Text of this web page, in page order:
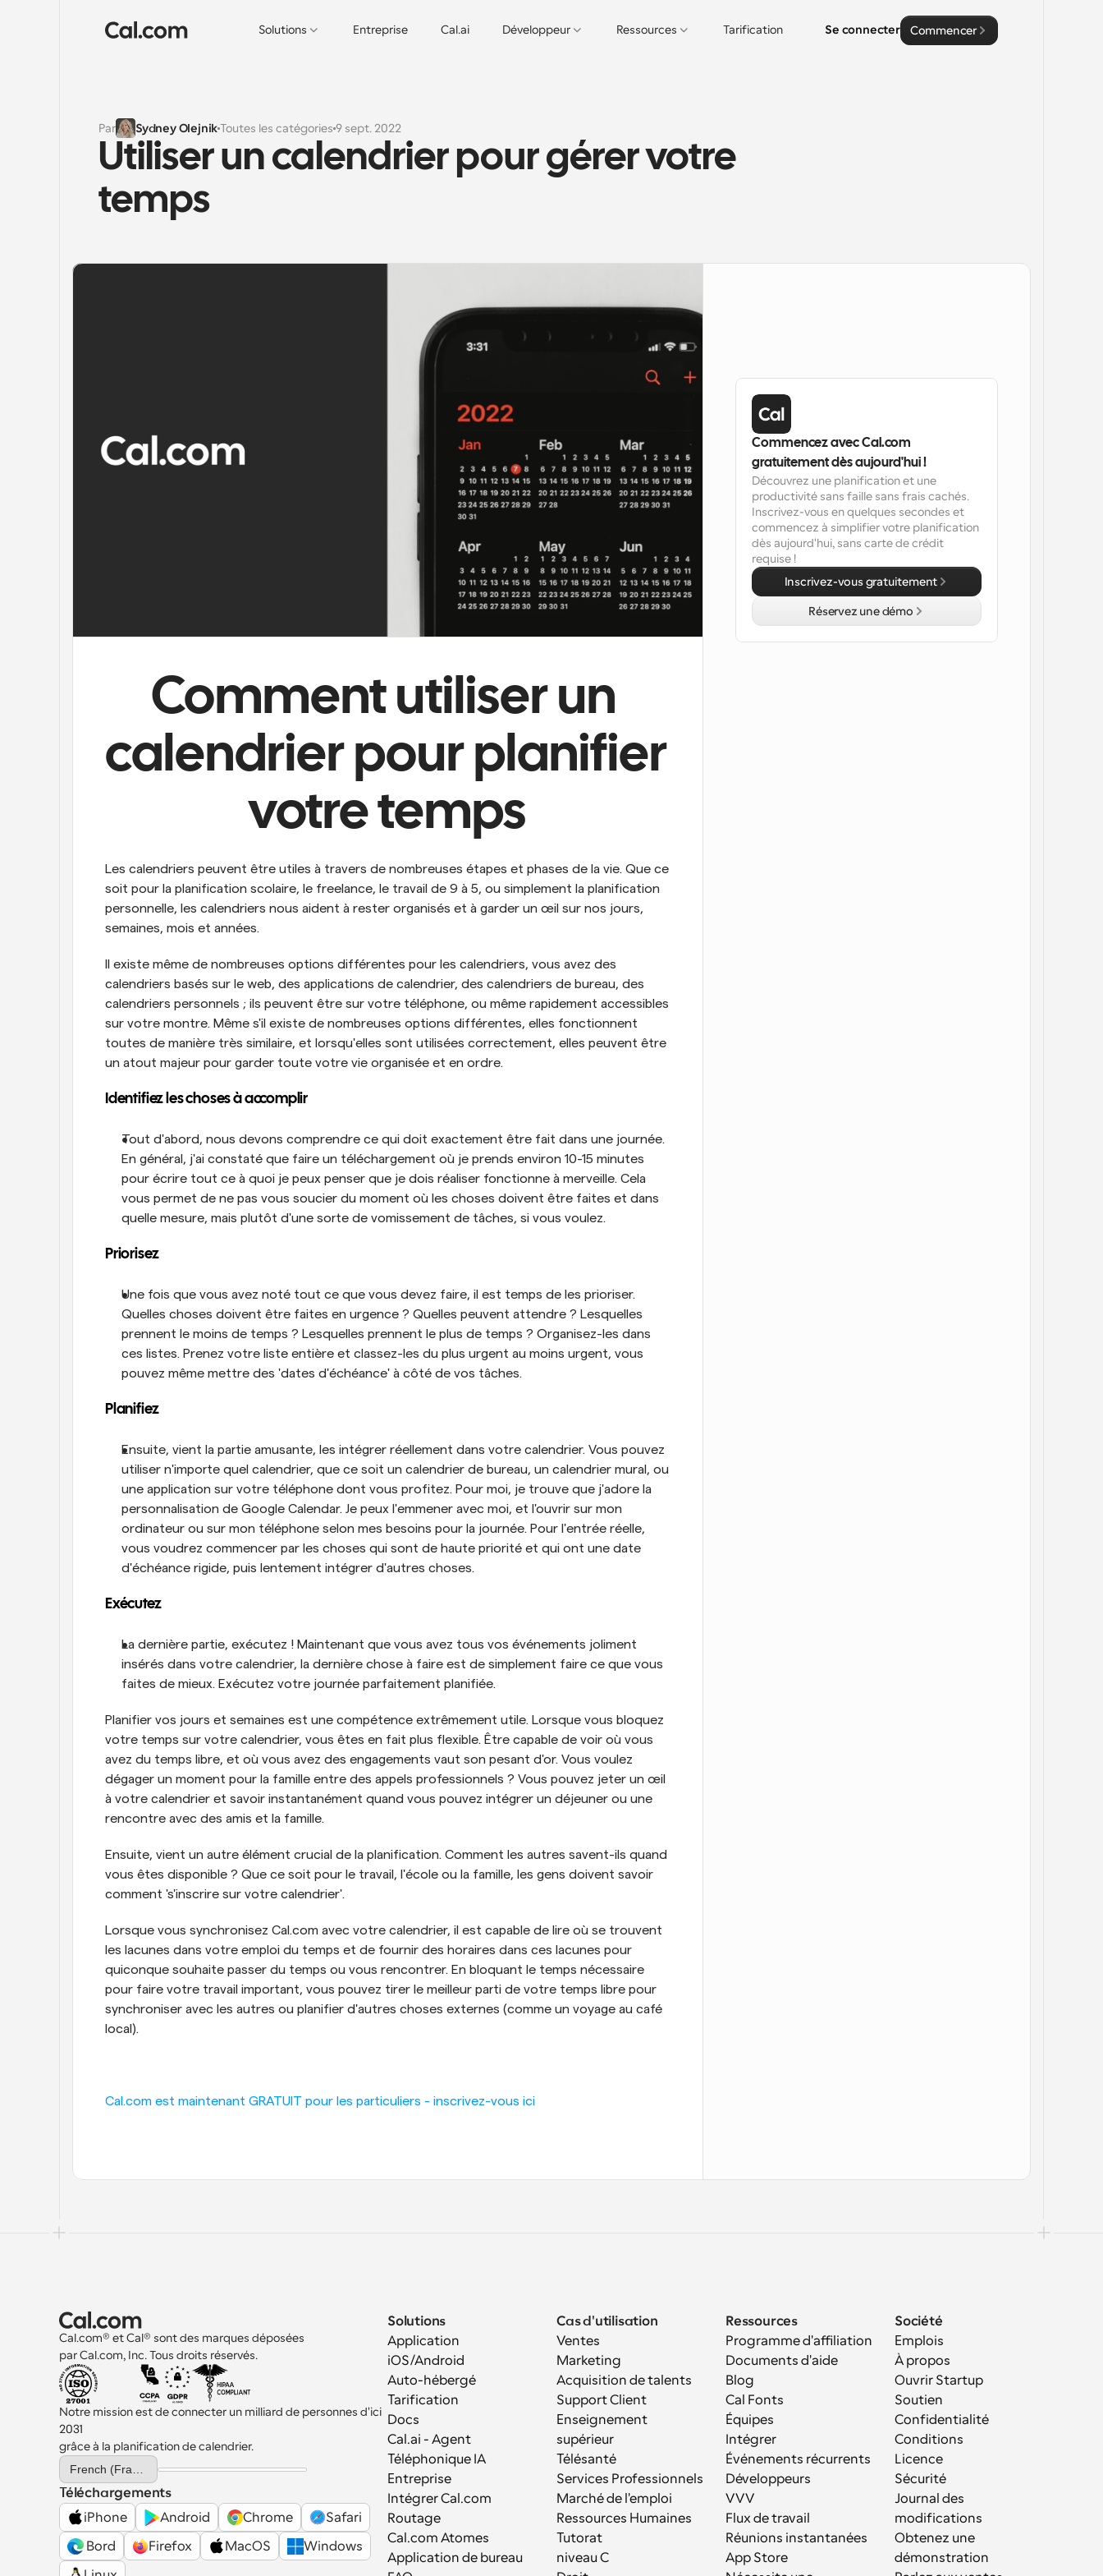
Solutions Entreprise Cal.ai Développeur Ressources Tarification Se connecter Commencer
Par Sydney OlejnikToutes les catégories9 sept. 2022
Utiliser un calendrier pour gérer votre
temps
Comment utiliser un
calendrier pour planifier
votre temps
Les calendriers peuvent être utiles à travers de nombreuses étapes et phases de la vie. Que ce
soit pour la planification scolaire, le freelance, le travail de 9 à 5, ou simplement la planification
personnelle, les calendriers nous aident à rester organisés et à garder un œil sur nos jours,
semaines, mois et années.
Il existe même de nombreuses options différentes pour les calendriers, vous avez des
calendriers basés sur le web, des applications de calendrier, des calendriers de bureau, des
calendriers personnels ; ils peuvent être sur votre téléphone, ou même rapidement accessibles
sur votre montre. Même s'il existe de nombreuses options différentes, elles fonctionnent
toutes de manière très similaire, et lorsqu'elles sont utilisées correctement, elles peuvent être
un atout majeur pour garder toute votre vie organisée et en ordre.
Identifiez les choses à accomplir
Tout d'abord, nous devons comprendre ce qui doit exactement être fait dans une journée.
En général, j'ai constaté que faire un téléchargement où je prends environ 10-15 minutes
pour écrire tout ce à quoi je peux penser que je dois réaliser fonctionne à merveille. Cela
vous permet de ne pas vous soucier du moment où les choses doivent être faites et dans
quelle mesure, mais plutôt d'une sorte de vomissement de tâches, si vous voulez.
Priorisez
Une fois que vous avez noté tout ce que vous devez faire, il est temps de les prioriser.
Quelles choses doivent être faites en urgence ? Quelles peuvent attendre ? Lesquelles
prennent le moins de temps ? Lesquelles prennent le plus de temps ? Organisez-les dans
ces listes. Prenez votre liste entière et classez-les du plus urgent au moins urgent, vous
pouvez même mettre des 'dates d'échéance' à côté de vos tâches.
Planifiez
Ensuite, vient la partie amusante, les intégrer réellement dans votre calendrier. Vous pouvez
utiliser n'importe quel calendrier, que ce soit un calendrier de bureau, un calendrier mural, ou
une application sur votre téléphone dont vous profitez. Pour moi, je trouve que j'adore la
personnalisation de Google Calendar. Je peux l'emmener avec moi, et l'ouvrir sur mon
ordinateur ou sur mon téléphone selon mes besoins pour la journée. Pour l'entrée réelle,
vous voudrez commencer par les choses qui sont de haute priorité et qui ont une date
d'échéance rigide, puis lentement intégrer d'autres choses.
Exécutez
La dernière partie, exécutez ! Maintenant que vous avez tous vos événements joliment
insérés dans votre calendrier, la dernière chose à faire est de simplement faire ce que vous
faites de mieux. Exécutez votre journée parfaitement planifiée.
Planifier vos jours et semaines est une compétence extrêmement utile. Lorsque vous bloquez
votre temps sur votre calendrier, vous êtes en fait plus flexible. Être capable de voir où vous
avez du temps libre, et où vous avez des engagements vaut son pesant d'or. Vous voulez
dégager un moment pour la famille entre des appels professionnels ? Vous pouvez jeter un œil
à votre calendrier et savoir instantanément quand vous pouvez intégrer un déjeuner ou une
rencontre avec des amis et la famille.
Ensuite, vient un autre élément crucial de la planification. Comment les autres savent-ils quand
vous êtes disponible ? Que ce soit pour le travail, l'école ou la famille, les gens doivent savoir
comment 's'inscrire sur votre calendrier'.
Lorsque vous synchronisez Cal.com avec votre calendrier, il est capable de lire où se trouvent
les lacunes dans votre emploi du temps et de fournir des horaires dans ces lacunes pour
quiconque souhaite passer du temps ou vous rencontrer. En bloquant le temps nécessaire
pour faire votre travail important, vous pouvez tirer le meilleur parti de votre temps libre pour
synchroniser avec les autres ou planifier d'autres choses externes (comme un voyage au café
local).
Cal.com est maintenant GRATUIT pour les particuliers - inscrivez-vous ici
Commencez avec Cal.com
gratuitement dès aujourd'hui !
Découvrez une planification et une
productivité sans faille sans frais cachés.
Inscrivez-vous en quelques secondes et
commencez à simplifier votre planification
dès aujourd'hui, sans carte de crédit
requise !
Inscrivez-vous gratuitement
Réservez une démo
Cal.com® et Cal® sont des marques déposées
par Cal.com, Inc. Tous droits réservés.
Notre mission est de connecter un milliard de personnes d'ici
2031
grâce à la planification de calendrier.
Select Language
Téléchargements
iPhone
Android Chrome
Safari
Bord
Firefox MacOS
Windows
Solutions
Application
iOS/Android
Auto-hébergé
Tarification
Docs
Cal.ai - Agent
Téléphonique IA
Entreprise
Intégrer Cal.com
Routage
Cal.com Atomes
Application de bureau
Cas d'utilisation
Ventes
Marketing
Acquisition de talents
Support Client
Enseignement
supérieur
Télésanté
Services Professionnels
Marché de l'emploi
Ressources Humaines
Tutorat
niveau C
Ressources
Programme d'affiliation
Documents d'aide
Blog
Cal Fonts
Équipes
Intégrer
Événements récurrents
Développeurs
VVV
Flux de travail
Réunions instantanées
App Store
Société
Emplois
À propos
Ouvrir Startup
Soutien
Confidentialité
Conditions
Licence
Sécurité
Journal des
modifications
Obtenez une
démonstration